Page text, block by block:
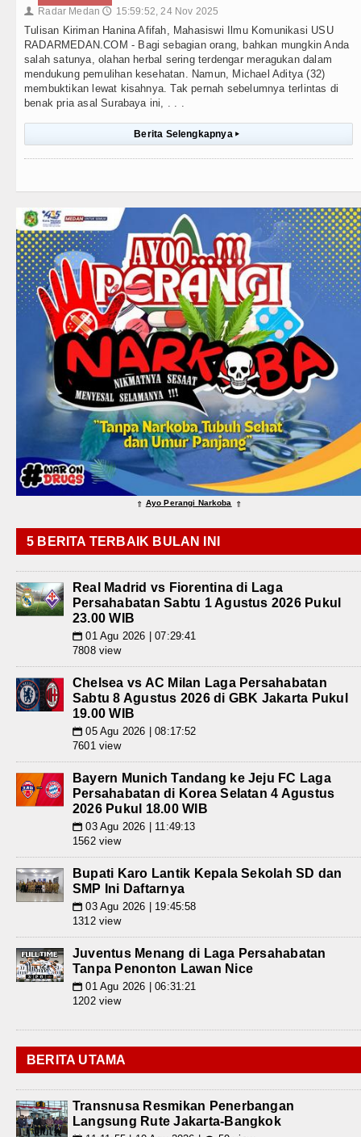
👤 Radar Medan 🕔 15:59:52, 24 Nov 2025
Tulisan Kiriman Hanina Afifah, Mahasiswi Ilmu Komunikasi USU
RADARMEDAN.COM - Bagi sebagian orang, bahkan mungkin Anda
salah satunya, olahan herbal sering terdengar meragukan dalam
mendukung pemulihan kesehatan. Namun, Michael Aditya (32)
membuktikan lewat kisahnya. Tak pernah sebelumnya terlintas di
benak pria asal Surabaya ini, . . .
Berita Selengkapnya ▸
⇑ Ayo Perangi Narkoba ⇑
5 BERITA TERBAIK BULAN INI
Real Madrid vs Fiorentina di Laga
Persahabatan Sabtu 1 Agustus 2026 Pukul
23.00 WIB
📅 01 Agu 2026 | 07:29:41
7808 view
Chelsea vs AC Milan Laga Persahabatan
Sabtu 8 Agustus 2026 di GBK Jakarta Pukul
19.00 WIB
📅 05 Agu 2026 | 08:17:52
7601 view
Bayern Munich Tandang ke Jeju FC Laga
Persahabatan di Korea Selatan 4 Agustus
2026 Pukul 18.00 WIB
📅 03 Agu 2026 | 11:49:13
1562 view
Bupati Karo Lantik Kepala Sekolah SD dan
SMP Ini Daftarnya
📅 03 Agu 2026 | 19:45:58
1312 view
Juventus Menang di Laga Persahabatan
Tanpa Penonton Lawan Nice
📅 01 Agu 2026 | 06:31:21
1202 view
BERITA UTAMA
Transnusa Resmikan Penerbangan
Langsung Rute Jakarta-Bangkok